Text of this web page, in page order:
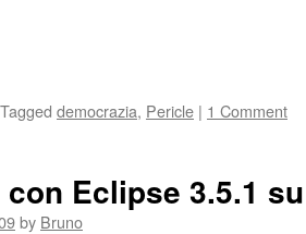
Tagged democrazia, Pericle | 1 Comment
Eclipse 3.5.1
by Bruno